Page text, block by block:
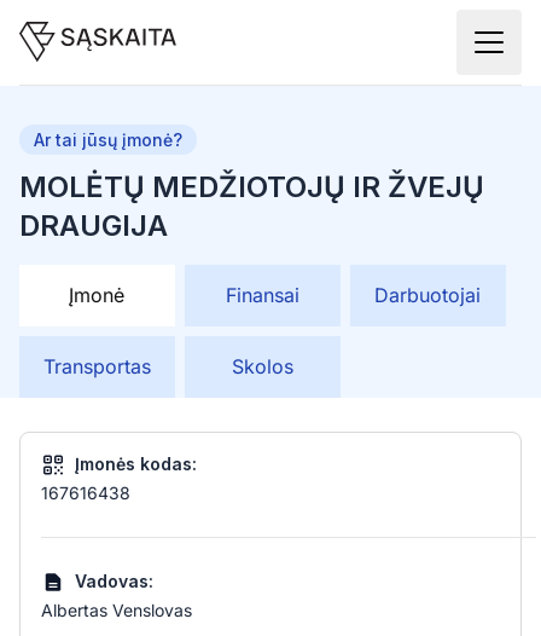
MOLĖTŲ MEDŽIOTOJŲ IR ŽVEJŲ
DRAUGIJA
Ar tai jūsų įmonė?
Įmonė Finansai Darbuotojai
Transportas Skolos
Įmonės kodas:
167616438
Vadovas:
Albertas Venslovas